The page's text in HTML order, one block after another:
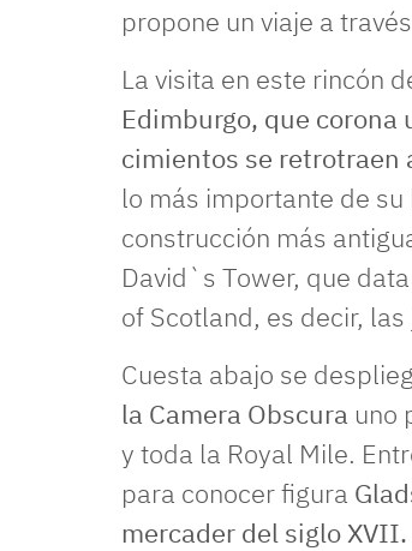
propone un viaje a
La visita en este rincón
Edimburgo, que
cimientos se retrotraen
lo más importante de
construcción más
David`s Tower, que
of Scotland, es decir,
Cuesta abajo se
la Camera Obscura uno
y toda la Royal Mile.
para conocer figura
mercader del siglo XVII.